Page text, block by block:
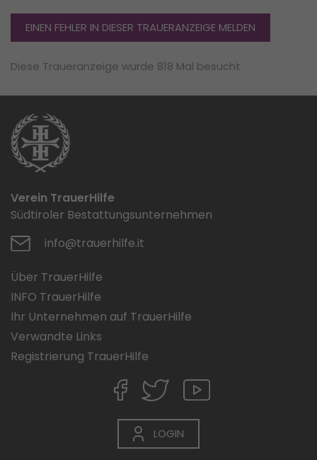
EINEN FEHLER IN DIESER TRAUERANZEIGE MELDEN
Diese Traueranzeige wurde 818 Mal besucht
Verein TrauerHilfe
Südtiroler Bestattungsunternehmen
info@trauerhilfe.it
Über TrauerHilfe
INFO TrauerHilfe
Ihr Unternehmen auf TrauerHilfe
Verwandte Links
Registrierung TrauerHilfe
LOGIN